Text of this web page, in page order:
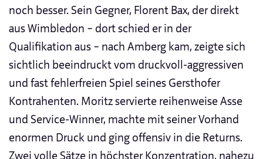
noch besser. Sein Gegner, Florent Bax, der direkt
aus Wimbledon – dort schied er in der
Qualifikation aus – nach Amberg kam, zeigte sich
sichtlich beeindruckt vom druckvoll-aggressiven
und fast fehlerfreien Spiel seines Gersthofer
Kontrahenten. Moritz servierte reihenweise Asse
und Service-Winner, machte mit seiner Vorhand
enormen Druck und ging offensiv in die Returns.
Zwei volle Sätze in höchster Konzentration, nahezu